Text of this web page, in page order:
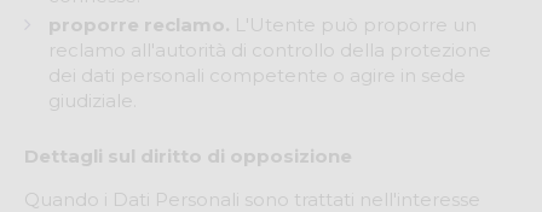
proporre reclamo. L'Utente può proporre un
reclamo all'autorità di controllo della protezione
dei dati personali competente o agire in sede
giudiziale.
Dettagli sul diritto di opposizione
Quando i Dati Personali sono trattati nell'interesse